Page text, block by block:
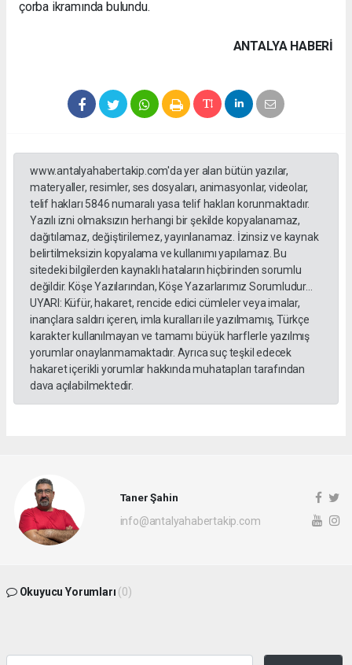
çorba ikramında bulundu.
ANTALYA HABERİ
www.antalyahabertakip.com'da yer alan bütün yazılar,
materyaller, resimler, ses dosyaları, animasyonlar, videolar,
telif hakları 5846 numaralı yasa telif hakları korunmaktadır.
Yazılı izni olmaksızın herhangi bir şekilde kopyalanamaz,
dağıtılamaz, değiştirilemez, yayınlanamaz. İzinsiz ve kaynak
belirtilmeksizin kopyalama ve kullanımı yapılamaz. Bu
sitedeki bilgilerden kaynaklı hataların hiçbirinden sorumlu
değildir. Köşe Yazılarından, Köşe Yazarlarımız Sorumludur...
UYARI: Küfür, hakaret, rencide edici cümleler veya imalar,
inançlara saldırı içeren, imla kuralları ile yazılmamış, Türkçe
karakter kullanılmayan ve tamamı büyük harflerle yazılmış
yorumlar onaylanmamaktadır. Ayrıca suç teşkil edecek
hakaret içerikli yorumlar hakkında muhatapları tarafından
dava açılabilmektedir.
Taner Şahin
info@antalyahabertakip.com
Okuyucu Yorumları (0)